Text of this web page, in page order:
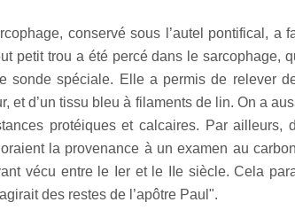
conservé sous l’autel pontifical, a
petit trou a été percé dans le sarcophage,
sonde spéciale. Elle a permis de relever
et d’un tissu bleu à filaments de lin. On a
protéiques et calcaires. Par ailleurs,
la provenance à un examen au
vécu entre le Ier et le IIe siècle. Cela
des restes de l’apôtre Paul".